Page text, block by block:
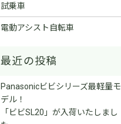
試乗車
電動アシスト自転車
Panasonicビビシリーズ最軽量モ
デル！
「ビビSL20」が入荷いたしまし